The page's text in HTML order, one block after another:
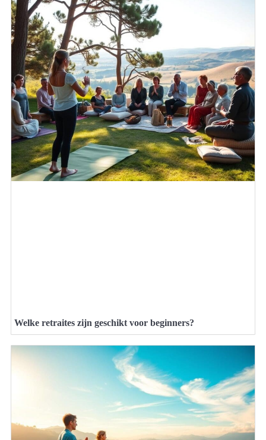
Welke retraites zijn geschikt voor beginners?